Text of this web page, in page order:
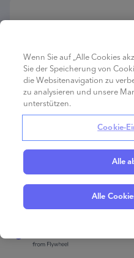
One-Stop-Shop
Mehrwertsteuer für
June 08, 2021
Wenn Sie auf „Alle Cookies
Sie der Speicherung von
die Websitenavigation zu
zu analysieren und unsere
unterstützen.
Cookie-
Alle
Alle